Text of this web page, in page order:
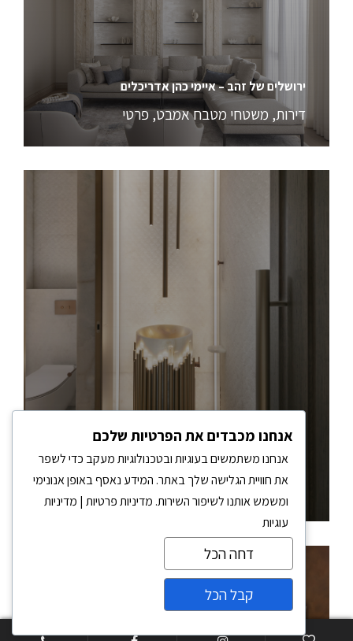
ירושלים של זהב – איימי כהן אדריכלים
דירות, משטחי מטבח אמבט,פרטי
אומנות בעיצוב – תמר רנד
דירות,מדרגות ,פרטי
אנחנו מכבדים את הפרטיות שלכם
אנחנו משתמשים בעוגיות ובטכנולוגיות מעקב כדי לשפר
את חוויית הגלישה שלך באתר. המידע נאסף באופן אנונימי
ומשמש אותנו לשיפור השירות. מדיניות פרטיות | מדיניות
עוגיות
דחה הכל
קבל הכל